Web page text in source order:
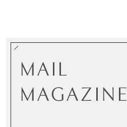
MAIL
MAGAZINE